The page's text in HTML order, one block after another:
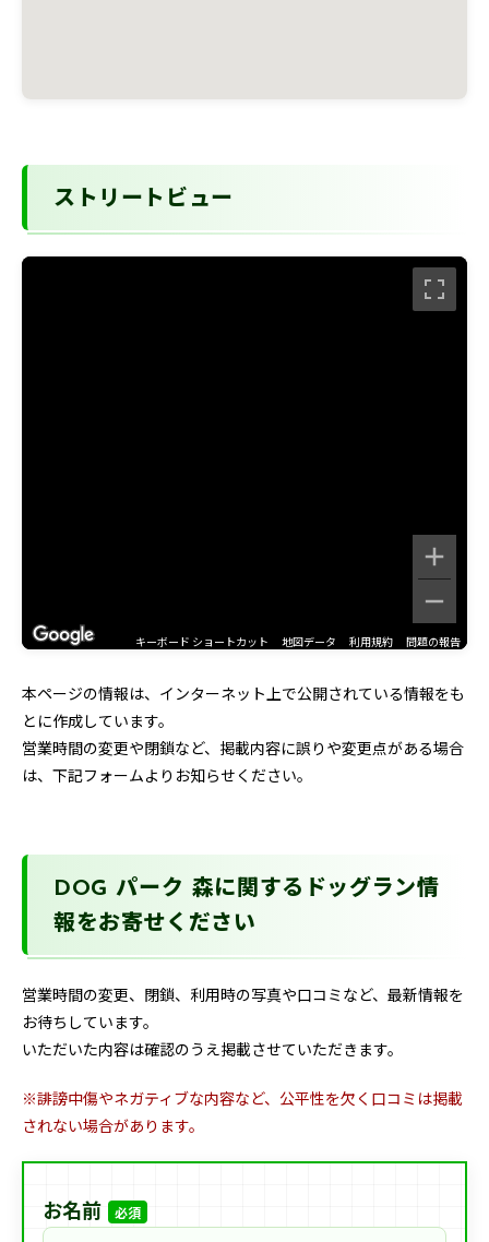
ストリートビュー
キーボード ショートカット 地図データ 利用規約 問題の報告
本ページの情報は、インターネット上で公開されている情報をも
とに作成しています。
営業時間の変更や閉鎖など、掲載内容に誤りや変更点がある場合
は、下記フォームよりお知らせください。
DOG パーク 森に関するドッグラン情
報をお寄せください
営業時間の変更、閉鎖、利用時の写真や口コミなど、最新情報を
お待ちしています。
いただいた内容は確認のうえ掲載させていただきます。
※誹謗中傷やネガティブな内容など、公平性を欠く口コミは掲載
されない場合があります。
お名前 必須